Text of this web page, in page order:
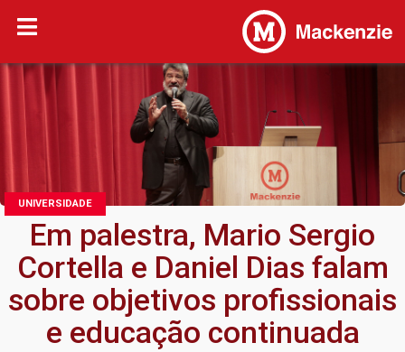
UNIVERSIDADE
Em palestra, Mario Sergio
Cortella e Daniel Dias falam
sobre objetivos profissionais
e educação continuada